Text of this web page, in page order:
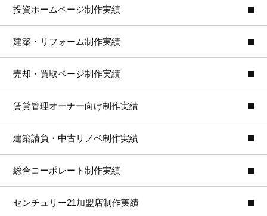
投資ホームページ制作実績
建築・リフォーム制作実績
売却・買取ページ制作実績
賃貸管理オーナー向け制作実績
建築請負・中古リノベ制作実績
総合コーポレート制作実績
センチュリー21加盟店制作実績